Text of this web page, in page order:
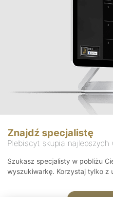
Znajdź specjalistę
Plebiscyt skupia najlepszych
Szukasz specjalisty w pobliżu
wyszukiwarkę. Korzystaj tylko z